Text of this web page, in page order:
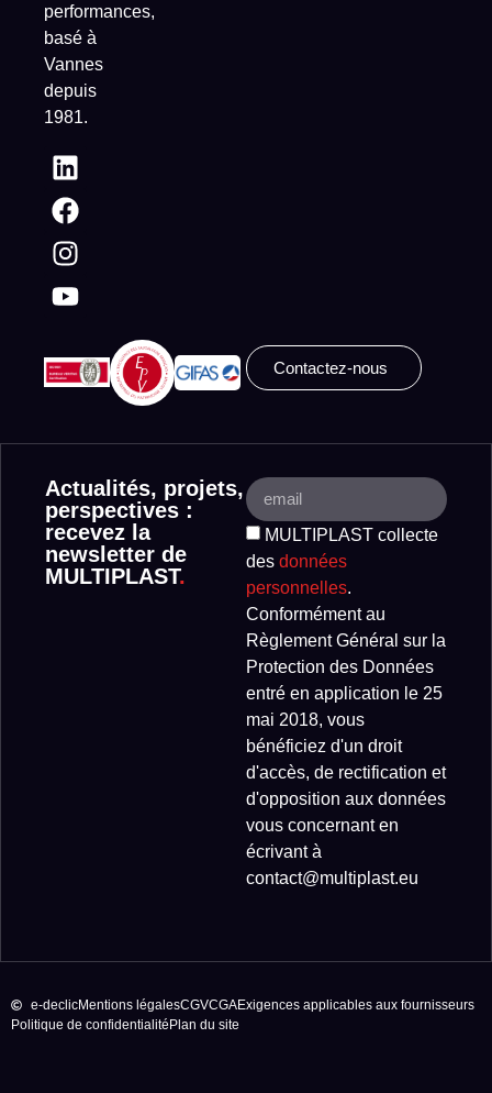
performances,
basé à
Vannes
depuis
1981.
Contactez-nous
Actualités, projets,
perspectives :
recevez la
newsletter de
MULTIPLAST.
MULTIPLAST collecte
des données
personnelles.
Conformément au
Règlement Général sur la
Protection des Données
entré en application le 25
mai 2018, vous
bénéficiez d'un droit
d'accès, de rectification et
d'opposition aux données
vous concernant en
écrivant à
contact@multiplast.eu
e-declicMentions légalesCGVCGAExigences applicables aux fournisseurs
Politique de confidentialitéPlan du site